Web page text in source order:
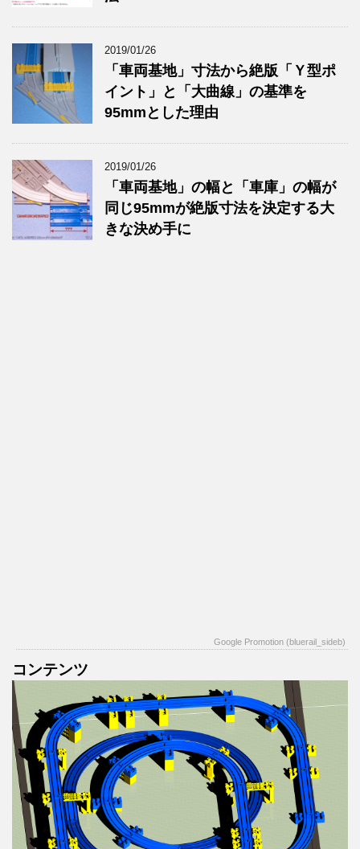
2019/01/26
「車両基地」寸法から絶版「Ｙ型ポ
イント」と「大曲線」の基準を
95mmとした理由
2019/01/26
「車両基地」の幅と「車庫」の幅が
同じ95mmが絶版寸法を決定する大
きな決め手に
Google Promotion (bluerail_sideb)
コンテンツ